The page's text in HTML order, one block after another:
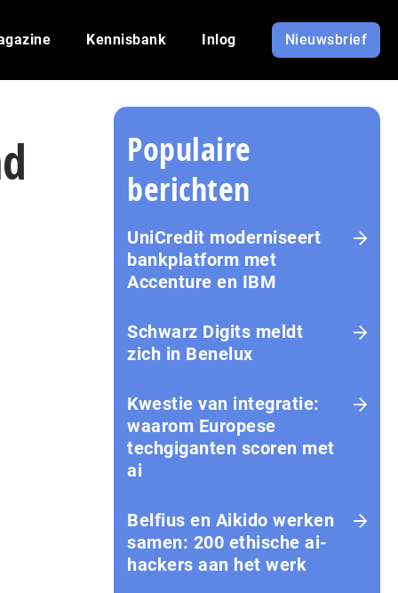
Kennisbank Inlog Nieuwsbrief
Populaire
berichten
UniCredit moderniseert
bankplatform met
Accenture en IBM
Schwarz Digits meldt
zich in Benelux
Kwestie van integratie:
waarom Europese
techgiganten scoren met
ai
Belfius en Aikido werken
samen: 200 ethische ai-
hackers aan het werk